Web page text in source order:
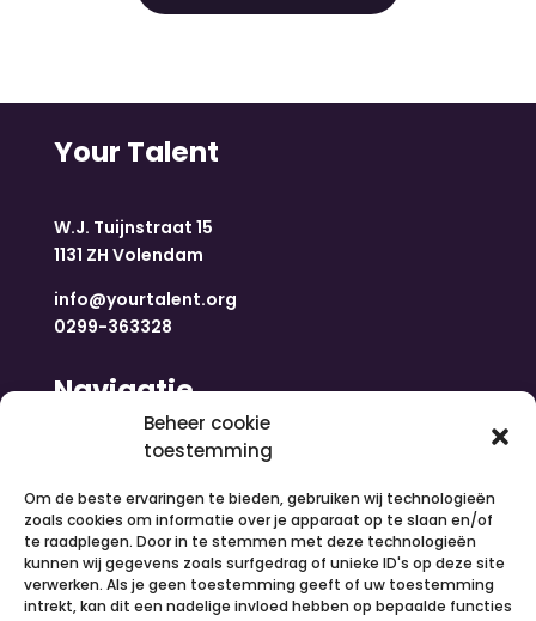
Beheer cookie
toestemming
Om de beste ervaringen te bieden, gebruiken wij technologieën
zoals cookies om informatie over je apparaat op te slaan en/of
te raadplegen. Door in te stemmen met deze technologieën
kunnen wij gegevens zoals surfgedrag of unieke ID's op deze site
verwerken. Als je geen toestemming geeft of uw toestemming
intrekt, kan dit een nadelige invloed hebben op bepaalde functies
Your Talent
W.J. Tuijnstraat 15
1131 ZH Volendam
info@yourtalent.org
0299-363328
Navigatie
Nieuws
Over ons
Contact
Inloggen
Vacatures